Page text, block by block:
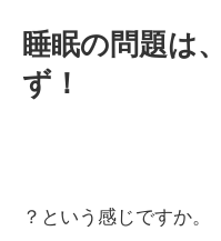
睡眠の問題は
ず！
？という感じですか。